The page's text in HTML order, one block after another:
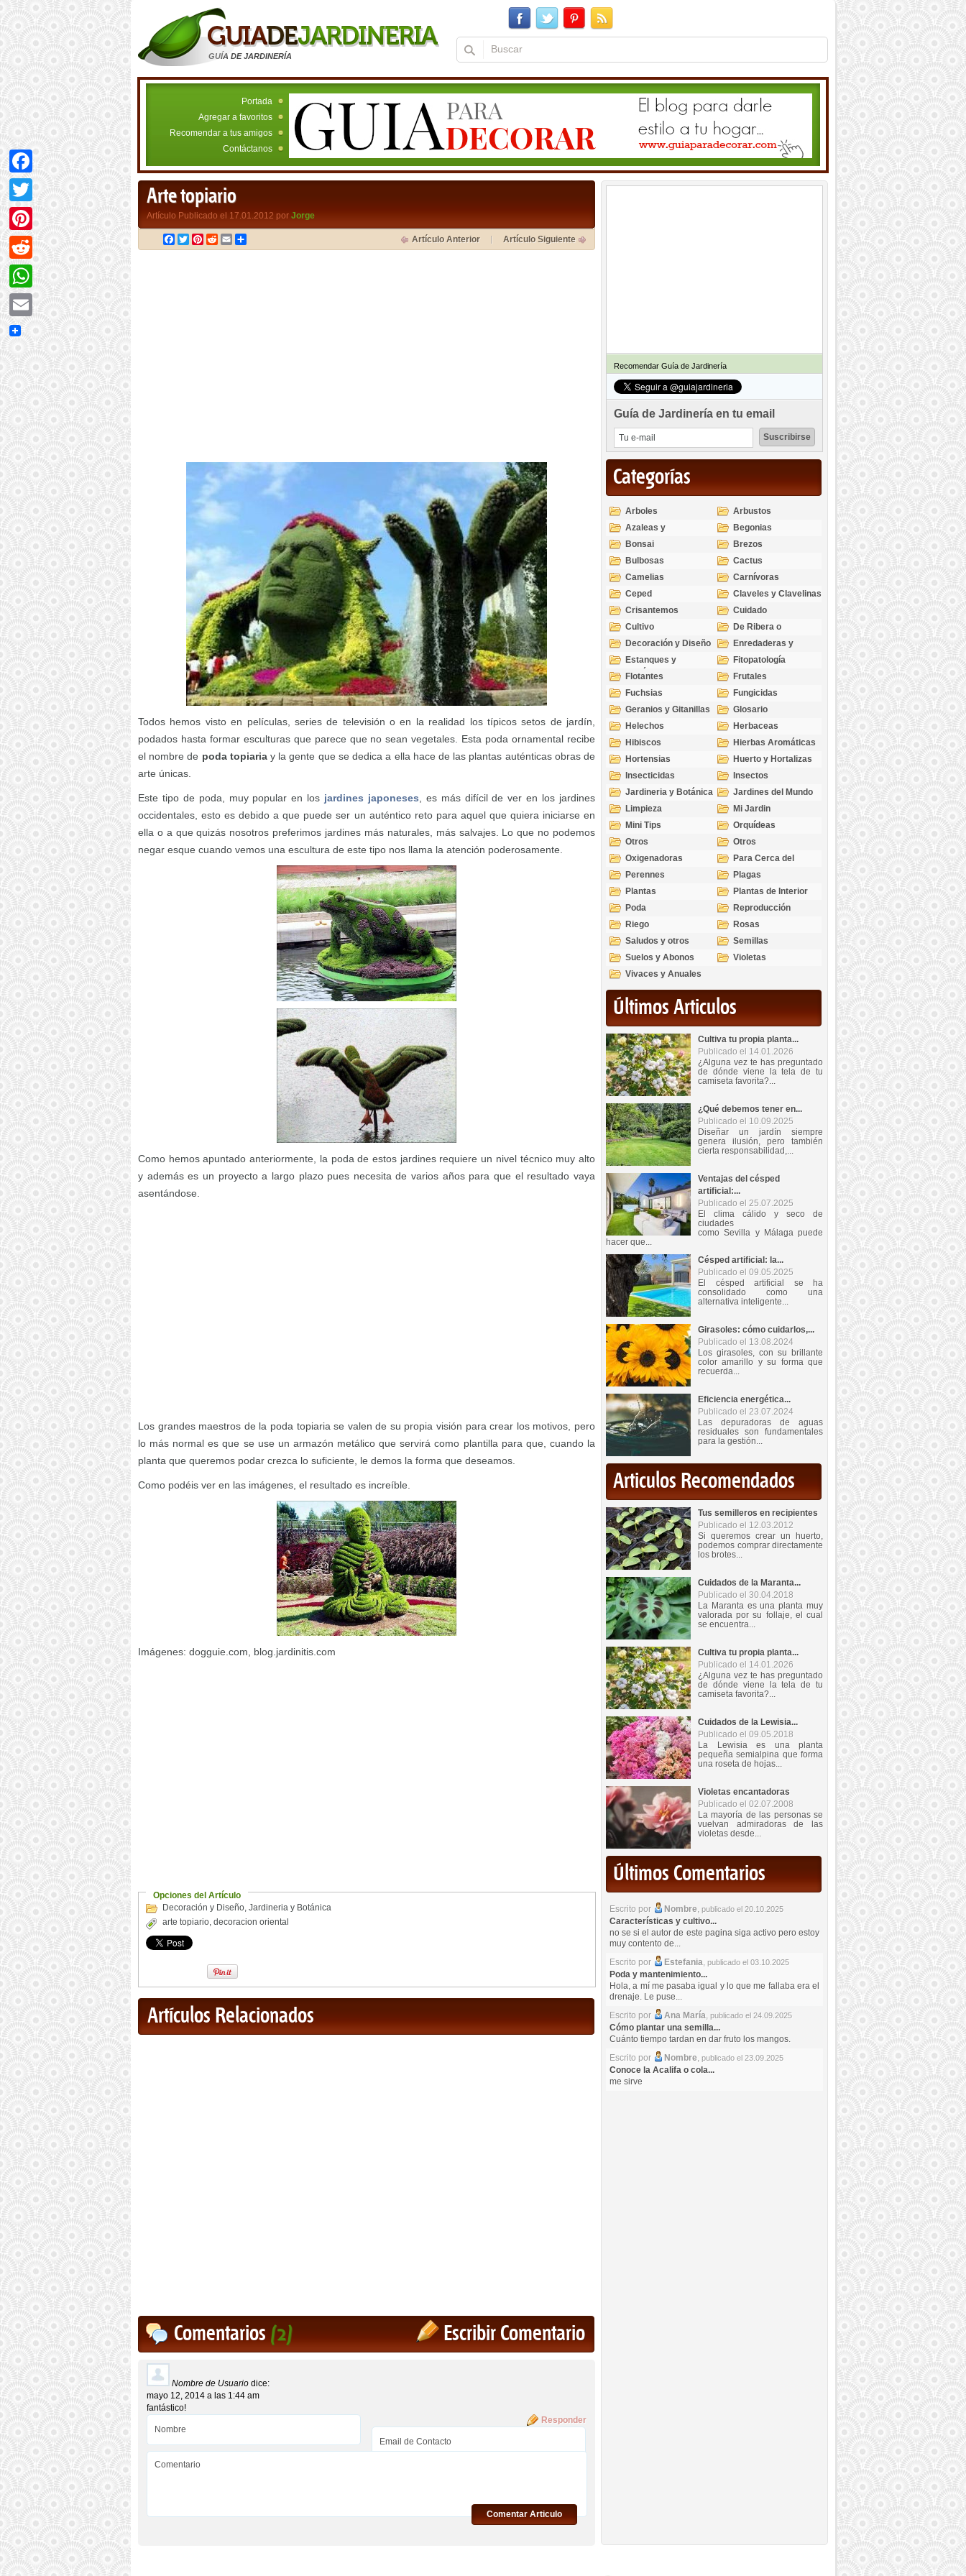
GUÍA DE JARDINERÍA
Portada
Agregar a favoritos
Recomendar a tus amigos
Contáctanos
Arte topiario
Artículo Publicado el 17.01.2012 por Jorge
Facebook
TwitterPinterest
RedditEmail Artículo Anterior Artículo Siguiente
Todos hemos visto en películas, series de televisión o en la realidad los típicos setos de jardín,
podados hasta formar esculturas que parece que no sean vegetales. Esta poda ornamental recibe
el nombre de poda topiariay la gente que se dedica a ella hace de las plantas auténticas obras de
arte únicas.
Este tipo de poda, muy popular en los jardines japoneses , es más difícil de ver en los jardines
occidentales, esto es debido a que puede ser un auténtico reto para aquel que quiera iniciarse en
ella o a que quizás nosotros preferimos jardines más naturales, más salvajes. Lo que no podemos
negar esque cuando vemos una escultura de este tipo nos llama la atención poderosamente.
Como hemos apuntado anteriormente, la poda de estos jardines requiere un nivel técnico muy alto
y además es un proyecto a largo plazo pues necesita de varios años para que el resultado vaya
asentándose.
Los grandes maestros de la poda topiaria se valen de su propia visión para crear los motivos, pero
lo más normal es que se use un armazón metálico que servirá como plantilla para que, cuando la
planta que queremos podar crezca lo suficiente, le demos la forma que deseamos.
Como podéis ver en las imágenes, el resultado es increíble.
Imágenes: dogguie.com, blog.jardinitis.com
Opciones del Artículo
Decoración y Diseño Jardineria y Botánica
arte topiario decoracion oriental
Artículos Relacionados
Escribir Comentario
Comentarios(2)
Nombre de Usuario dice:
mayo 12, 2014 a las 1:44 am
fantástico!
Responder
Comentar Articulo
Recomendar Guía de Jardinería
Guía de Jardinería en tu email
Categorías
Arboles
Arbustos
Azaleas y
Rododendros
Begonias
Bonsai
Brezos
Bulbosas
Cactus
Camelias
Carnívoras
Ceped
Claveles y Clavelinas
Crisantemos
Cuidado
Cultivo
De Ribera o
Palustres
Decoración y Diseño
Enredaderas y
cubresuelos
Estanques y
Acuáticas
Fitopatología
Flotantes
Frutales
Fuchsias
Fungicidas
Geranios y Gitanillas
Glosario
Helechos
Herbaceas
Hibiscos
Hierbas Aromáticas
Hortensias
Huerto y Hortalizas
Insecticidas
Insectos
Jardineria y Botánica
Jardines del Mundo
Limpieza
Mi Jardin
Mini Tips
Orquídeas
Otros
Otros
Oxigenadoras
Para Cerca del
Estanque
Perennes
Plagas
Plantas
Plantas de Interior
Poda
Reproducción
Riego
Rosas
Saludos y otros
temas
Semillas
Suelos y Abonos
Violetas
Vivaces y Anuales
Últimos Articulos
Cultiva tu propia planta...
Publicado el 14.01.2026
¿Alguna vez te has preguntado
de dónde viene la tela de tu
camiseta favorita?...
¿Qué debemos tener en...
Publicado el 10.09.2025
Diseñar un jardín siempre
genera ilusión, pero también
cierta responsabilidad,...
Ventajas del césped
artificial:...
Publicado el 25.07.2025
El clima cálido y seco de
ciudades
como Sevilla y Málaga puede
hacer que...
Césped artificial: la...
Publicado el 09.05.2025
El césped artificial se ha
consolidado como una
alternativa inteligente...
Girasoles: cómo cuidarlos,...
Publicado el 13.08.2024
Los girasoles, con su brillante
color amarillo y su forma que
recuerda...
Eficiencia energética...
Publicado el 23.07.2024
Las depuradoras de aguas
residuales son fundamentales
para la gestión...
Articulos Recomendados
Tus semilleros en recipientes
Publicado el 12.03.2012
Si queremos crear un huerto,
podemos comprar directamente
los brotes...
Cuidados de la Maranta...
Publicado el 30.04.2018
La Maranta es una planta muy
valorada por su follaje, el cual
se encuentra...
Cultiva tu propia planta...
Publicado el 14.01.2026
¿Alguna vez te has preguntado
de dónde viene la tela de tu
camiseta favorita?...
Cuidados de la Lewisia...
Publicado el 09.05.2018
La Lewisia es una planta
pequeña semialpina que forma
una roseta de hojas...
Violetas encantadoras
Publicado el 02.07.2008
La mayoría de las personas se
vuelvan admiradoras de las
violetas desde...
Últimos Comentarios
Escrito por Nombre, publicado el 20.10.2025
Características y cultivo...
no se si el autor de este pagina siga activo pero estoy
muy contento de...
Escrito por
Estefania, publicado el 03.10.2025
Poda y mantenimiento...
Hola, a mí me pasaba igual y lo que me fallaba era el
drenaje. Le puse...
Escrito por
Ana María, publicado el 24.09.2025
Cómo plantar una semilla...
Cuánto tiempo tardan en dar fruto los mangos.
Escrito por
Nombre, publicado el 23.09.2025
Conoce la Acalifa o cola...
me sirve
Facebook
Twitter
Pinterest
Reddit
WhatsApp
Email